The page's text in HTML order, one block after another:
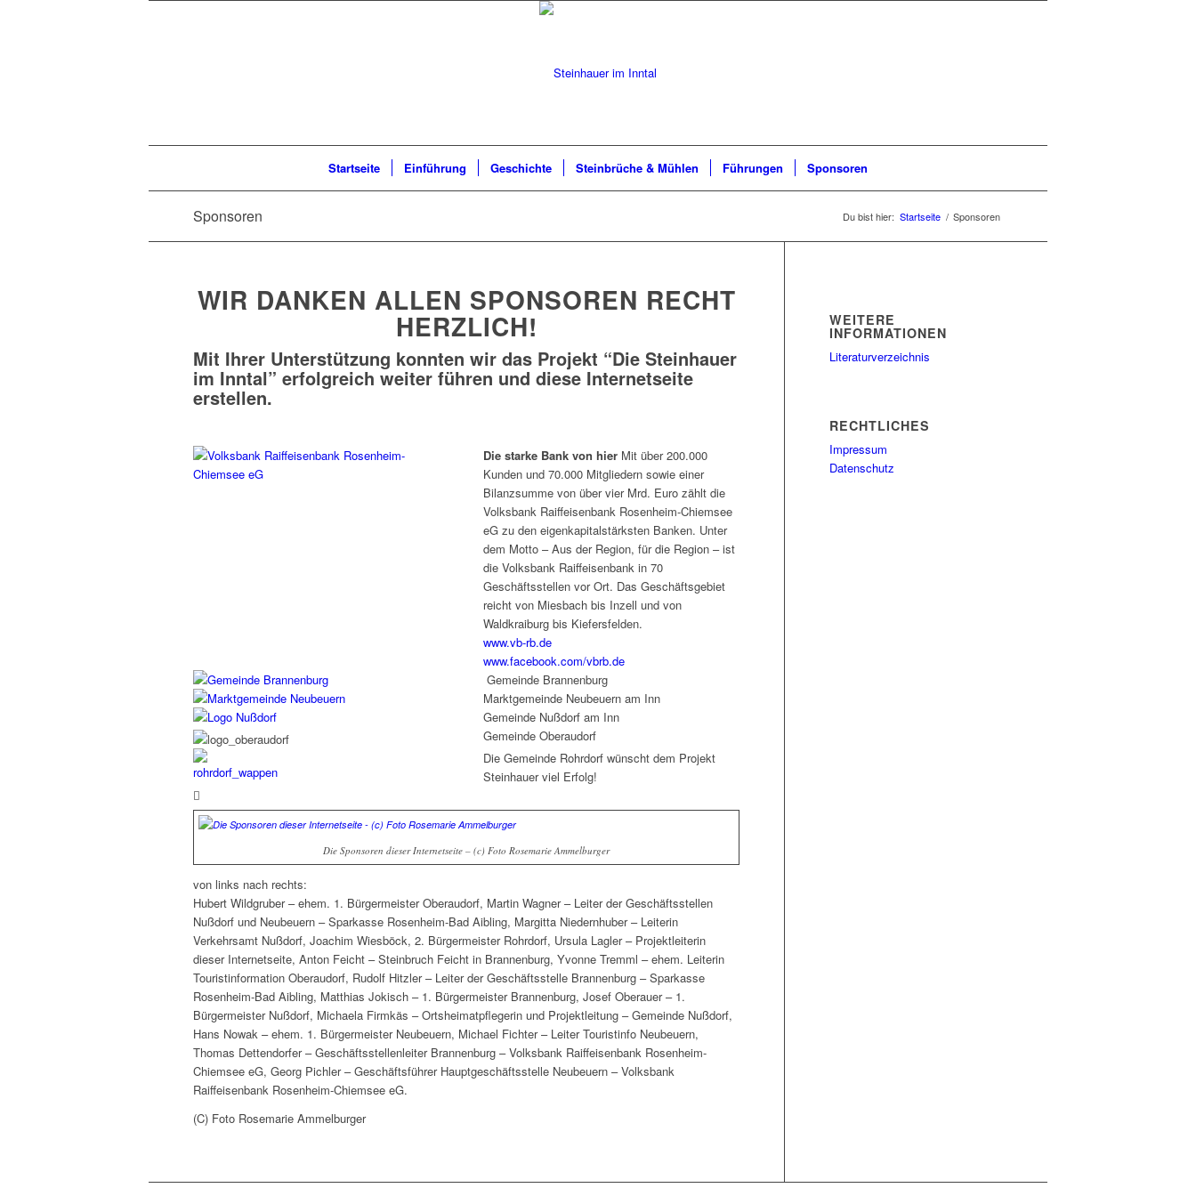
Startseite Einführung Geschichte Steinbrüche & Mühlen Führungen Sponsoren
Sponsoren Du bist hier: Startseite / Sponsoren
WIR DANKEN ALLEN SPONSOREN RECHT
HERZLICH!
Mit Ihrer Unterstützung konnten wir das Projekt “Die Steinhauer
im Inntal” erfolgreich weiter führen und diese Internetseite
erstellen.
Die starke Bank von hierMit über 200.000
Kunden und 70.000 Mitgliedern sowie einer
Bilanzsumme von über vier Mrd. Euro zählt die
Volksbank Raiffeisenbank Rosenheim-Chiemsee
eG zu den eigenkapitalstärksten Banken. Unter
dem Motto – Aus der Region, für die Region – ist
die Volksbank Raiffeisenbank in 70
Geschäftsstellen vor Ort. Das Geschäftsgebiet
reicht von Miesbach bis Inzell und von
Waldkraiburg bis Kiefersfelden.
www.vb-rb.de
www.facebook.com/vbrb.de
Gemeinde Brannenburg
Marktgemeinde Neubeuern am Inn
Gemeinde Nußdorf am Inn
Gemeinde Oberaudorf
Die Gemeinde Rohrdorf wünscht dem Projekt
Steinhauer viel Erfolg!
Die Sponsoren dieser Internetseite – (c) Foto Rosemarie Ammelburger
von links nach rechts:
Hubert Wildgruber – ehem. 1. Bürgermeister Oberaudorf, Martin Wagner – Leiter der Geschäftsstellen
Nußdorf und Neubeuern – Sparkasse Rosenheim-Bad Aibling, Margitta Niedernhuber – Leiterin
Verkehrsamt Nußdorf, Joachim Wiesböck, 2. Bürgermeister Rohrdorf, Ursula Lagler – Projektleiterin
dieser Internetseite, Anton Feicht – Steinbruch Feicht in Brannenburg, Yvonne Tremml – ehem. Leiterin
Touristinformation Oberaudorf, Rudolf Hitzler – Leiter der Geschäftsstelle Brannenburg – Sparkasse
Rosenheim-Bad Aibling, Matthias Jokisch – 1. Bürgermeister Brannenburg, Josef Oberauer – 1.
Bürgermeister Nußdorf, Michaela Firmkäs – Ortsheimatpflegerin und Projektleitung – Gemeinde Nußdorf,
Hans Nowak – ehem. 1. Bürgermeister Neubeuern, Michael Fichter – Leiter Touristinfo Neubeuern,
Thomas Dettendorfer – Geschäftsstellenleiter Brannenburg – Volksbank Raiffeisenbank Rosenheim-
Chiemsee eG, Georg Pichler – Geschäftsführer Hauptgeschäftsstelle Neubeuern – Volksbank
Raiffeisenbank Rosenheim-Chiemsee eG.
(C) Foto Rosemarie Ammelburger
WEITERE
INFORMATIONEN
Literaturverzeichnis
RECHTLICHES
Impressum
Datenschutz